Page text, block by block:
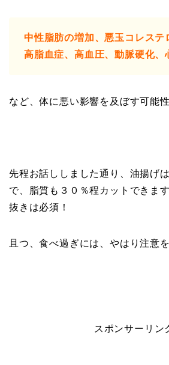
中性脂肪の増加、悪玉コレステ
高脂血症、高血圧、動脈硬化、
など、体に悪い影響を及ぼす可能
先程お話ししました通り、油揚げ
で、脂質も３０％程カットできま
抜きは必須！
且つ、食べ過ぎには、やはり注意
スポンサーリン